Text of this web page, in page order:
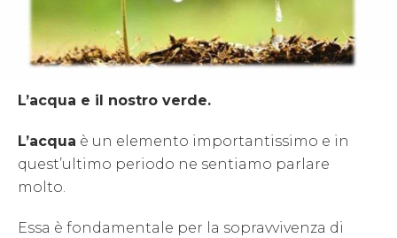
L’acqua e il nostro verde.
L’acqua è un elemento importantissimo e in
quest’ultimo periodo ne sentiamo parlare
molto.
Essa è fondamentale per la sopravvivenza di